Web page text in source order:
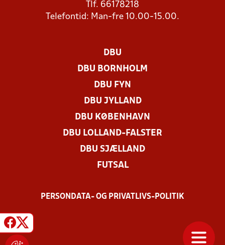
Tlf. 66178218
Telefontid: Man-fre 10.00-15.00.
DBU
DBU BORNHOLM
DBU FYN
DBU JYLLAND
DBU KØBENHAVN
DBU LOLLAND-FALSTER
DBU SJÆLLAND
FUTSAL
PERSONDATA- OG PRIVATLIVS-POLITIK